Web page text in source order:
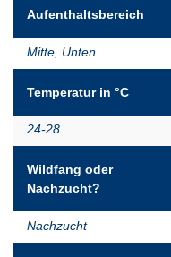
Aufenthaltsbereich
Mitte Unten
Temperatur in °C
24-28
Wildfang oder
Nachzucht?
Nachzucht